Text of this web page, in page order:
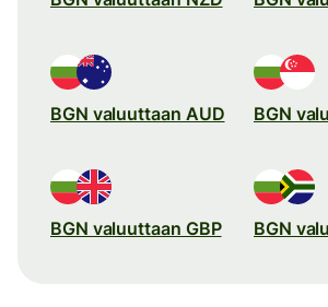
BGN valuuttaan AUD BGN
BGN valuuttaan GBP BGN